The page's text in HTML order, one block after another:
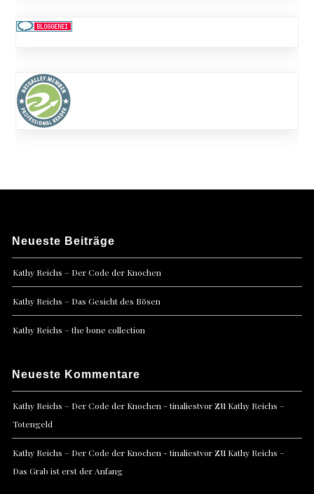
Neueste Beiträge
Kathy Reichs – Der Code der Knochen
Kathy Reichs – Das Gesicht des Bösen
Kathy Reichs – the bone collection
Neueste Kommentare
Kathy Reichs – Der Code der Knochen - tinaliestvorzu Kathy Reichs –
Totengeld
Kathy Reichs – Der Code der Knochen - tinaliestvorzu Kathy Reichs –
Das Grab ist erst der Anfang